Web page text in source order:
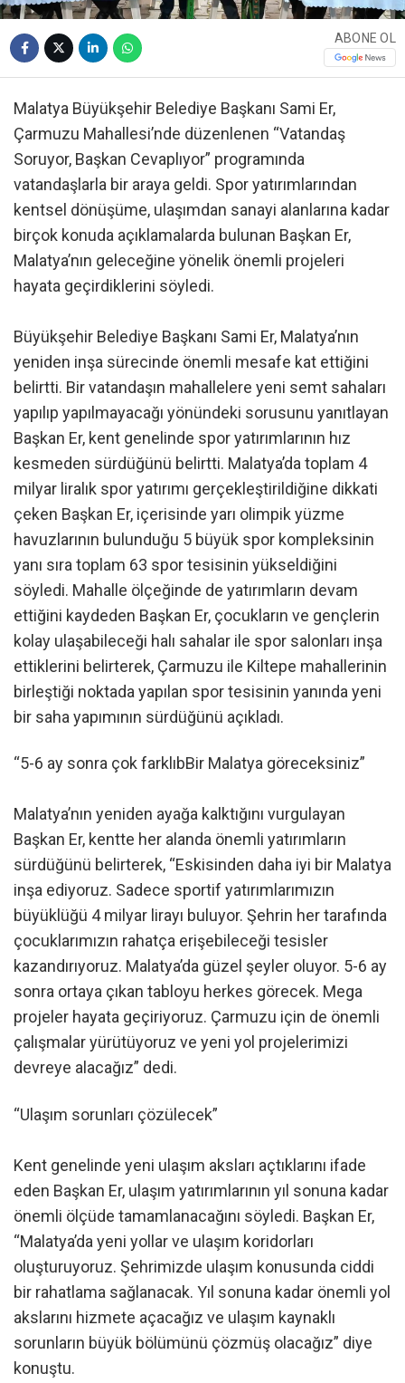
ABONE OL
Malatya Büyükşehir Belediye Başkanı Sami Er,
Çarmuzu Mahallesi’nde düzenlenen “Vatandaş
Soruyor, Başkan Cevaplıyor” programında
vatandaşlarla bir araya geldi. Spor yatırımlarından
kentsel dönüşüme, ulaşımdan sanayi alanlarına kadar
birçok konuda açıklamalarda bulunan Başkan Er,
Malatya’nın geleceğine yönelik önemli projeleri
hayata geçirdiklerini söyledi.
Büyükşehir Belediye Başkanı Sami Er, Malatya’nın
yeniden inşa sürecinde önemli mesafe kat ettiğini
belirtti. Bir vatandaşın mahallelere yeni semt sahaları
yapılıp yapılmayacağı yönündeki sorusunu yanıtlayan
Başkan Er, kent genelinde spor yatırımlarının hız
kesmeden sürdüğünü belirtti. Malatya’da toplam 4
milyar liralık spor yatırımı gerçekleştirildiğine dikkati
çeken Başkan Er, içerisinde yarı olimpik yüzme
havuzlarının bulunduğu 5 büyük spor kompleksinin
yanı sıra toplam 63 spor tesisinin yükseldiğini
söyledi. Mahalle ölçeğinde de yatırımların devam
ettiğini kaydeden Başkan Er, çocukların ve gençlerin
kolay ulaşabileceği halı sahalar ile spor salonları inşa
ettiklerini belirterek, Çarmuzu ile Kiltepe mahallerinin
birleştiği noktada yapılan spor tesisinin yanında yeni
bir saha yapımının sürdüğünü açıkladı.
“5-6 ay sonra çok farklıbBir Malatya göreceksiniz”
Malatya’nın yeniden ayağa kalktığını vurgulayan
Başkan Er, kentte her alanda önemli yatırımların
sürdüğünü belirterek, “Eskisinden daha iyi bir Malatya
inşa ediyoruz. Sadece sportif yatırımlarımızın
büyüklüğü 4 milyar lirayı buluyor. Şehrin her tarafında
çocuklarımızın rahatça erişebileceği tesisler
kazandırıyoruz. Malatya’da güzel şeyler oluyor. 5-6 ay
sonra ortaya çıkan tabloyu herkes görecek. Mega
projeler hayata geçiriyoruz. Çarmuzu için de önemli
çalışmalar yürütüyoruz ve yeni yol projelerimizi
devreye alacağız” dedi.
“Ulaşım sorunları çözülecek”
Kent genelinde yeni ulaşım aksları açtıklarını ifade
eden Başkan Er, ulaşım yatırımlarının yıl sonuna kadar
önemli ölçüde tamamlanacağını söyledi. Başkan Er,
“Malatya’da yeni yollar ve ulaşım koridorları
oluşturuyoruz. Şehrimizde ulaşım konusunda ciddi
bir rahatlama sağlanacak. Yıl sonuna kadar önemli yol
akslarını hizmete açacağız ve ulaşım kaynaklı
sorunların büyük bölümünü çözmüş olacağız” diye
konuştu.